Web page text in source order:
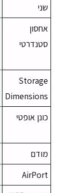
שני
אחסון
סטנדרטי
Storage
Dimensions
כונן אופטי
מודם
AirPort